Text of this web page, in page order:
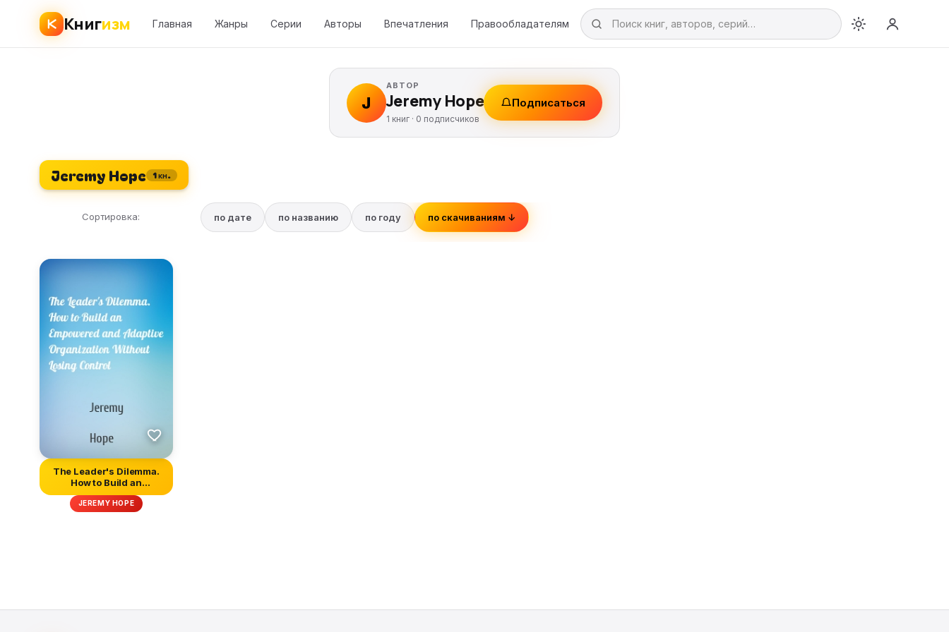
Книгизм Главная Жанры Серии Авторы Впечатления Правообладателям
J
АВТОР
Jeremy Hope
1 книг · 0 подписчиков
Подписаться
Jeremy Hope 1 кн.
Сортировка: по дате по названию по году по скачиваниям ↓
The Leader's Dilemma.
How to Build an
Empowered an...
JEREMY HOPE